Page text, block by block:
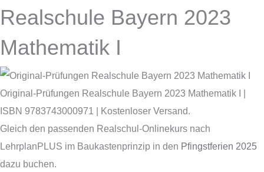
Realschule Bayern 2023
Mathematik I
Original-Prüfungen Realschule Bayern 2023 Mathematik I |
ISBN 9783743000971 | Kostenloser Versand.
Gleich den passenden Realschul-Onlinekurs nach
LehrplanPLUS im Baukastenprinzip in den Pfingstferien 2025
dazu buchen.